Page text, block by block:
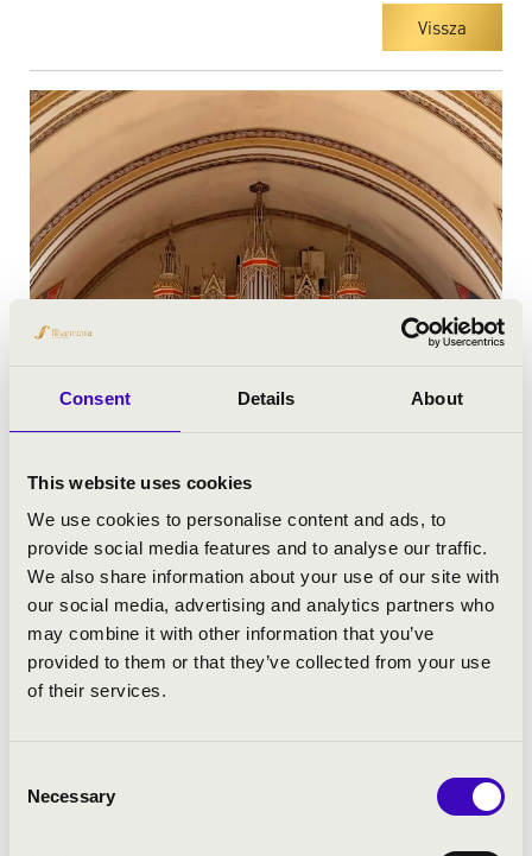
Consent Details About
This website uses cookies
We use cookies to personalise content and ads, to
provide social media features and to analyse our traffic.
We also share information about your use of our site with
our social media, advertising and analytics partners who
may combine it with other information that you’ve
provided to them or that they’ve collected from your use
of their services.
Selection
Necessary
Vissza
2 fotó
Város: Budapest
Irányítószám: 1029
Orgona építője: